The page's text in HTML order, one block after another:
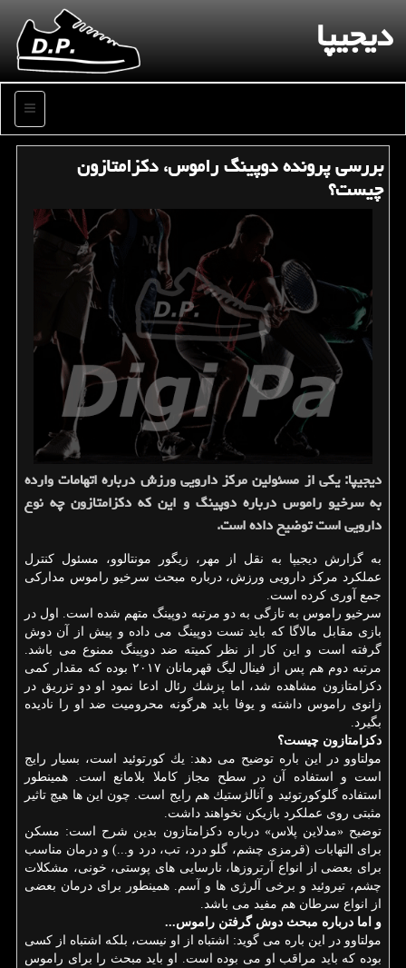
دیجیپا
منو
بررسی پرونده دوپینگ راموس، دكزامتازون
چیست؟
دیجیپا: یكی از مسئولین مركز دارویی ورزش درباره اتهامات وارده
به سرخیو راموس درباره دوپینگ و این كه دكزامتازون چه نوع
دارویی است توضیح داده است.
به گزارش دیجیپا به نقل از مهر، زیگور مونتالوو، مسئول كنترل
عملكرد مركز دارویی ورزش، درباره مبحث سرخیو راموس مداركی
جمع آوری كرده است.
سرخیو راموس به تازگی به دو مرتبه دوپینگ متهم شده است. اول در
بازی مقابل مالاگا كه باید تست دوپینگ می داده و پیش از آن دوش
گرفته است و این كار از نظر كمیته ضد دوپینگ ممنوع می باشد.
مرتبه دوم هم پس از فینال لیگ قهرمانان ۲۰۱۷ بوده كه مقدار كمی
دكزامتازون مشاهده شد، اما پزشك رئال ادعا نمود او دو تزریق در
زانوی راموس داشته و یوفا باید هرگونه محرومیت ضد او را نادیده
بگیرد.
دكزامتازون چیست؟
مولتاوو در این باره توضیح می دهد: یك كورتوئید است، بسیار رایج
است و استفاده آن در سطح مجاز كاملا بلامانع است. همینطور
استفاده گلوكورتوئید و آنالژستیك هم رایج است. چون این ها هیچ تاثیر
مثبتی روی عملكرد بازیكن نخواهند داشت.
توضیح «مدلاین پلاس» درباره دكزامتازون بدین شرح است: مسكن
برای التهابات (قرمزی چشم، گلو درد، تب، درد و...) و درمان مناسب
برای بعضی از انواع آرتروزها، نارسایی های پوستی، خونی، مشكلات
چشم، تیروئید و برخی آلرژی ها و آسم. همینطور برای درمان بعضی
از انواع سرطان هم مفید می باشد.
و اما درباره مبحث دوش گرفتن راموس...
مولتاوو در این باره می گوید: اشتباه از او نیست، بلكه اشتباه از كسی
بوده كه باید مراقب او می بوده است. او باید مبحث را برای راموس